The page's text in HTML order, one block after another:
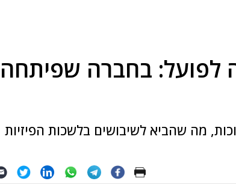
בחברה שפיתחה
מה שהביא לשיבושים בלשכות הפיזיות